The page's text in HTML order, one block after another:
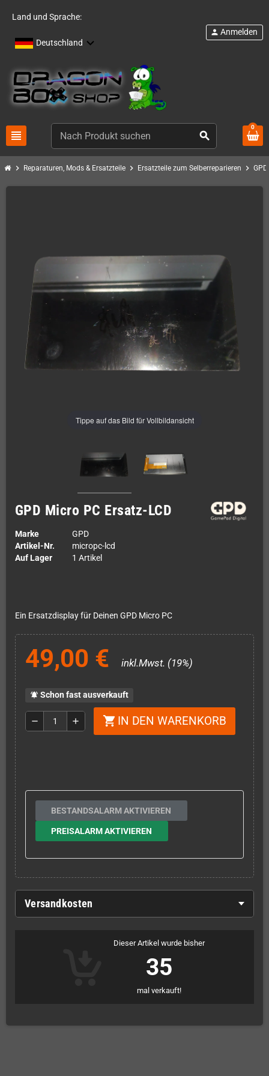
Land und Sprache:
Deutschland
view_headline search
person Anmelden
0
chevron_right Reparaturen, Mods & Ersatzteile chevron_right Ersatzteile zum Selberreparieren chevron_right GPD
Tippe auf das Bild für Vollbildansicht
GPD Micro PC Ersatz-LCD
Marke
GPD
Artikel-Nr.
micropc-lcd
Auf Lager
1 Artikel
Ein Ersatzdisplay für Deinen GPD Micro PC
49,00 € inkl.Mwst. (19%)
notifications_active Schon fast ausverkauft
remove add shopping_cart IN DEN WARENKORB
BESTANDSALARM AKTIVIEREN
PREISALARM AKTIVIEREN
Versandkosten
Dieser Artikel wurde bisher
35
mal verkauft!